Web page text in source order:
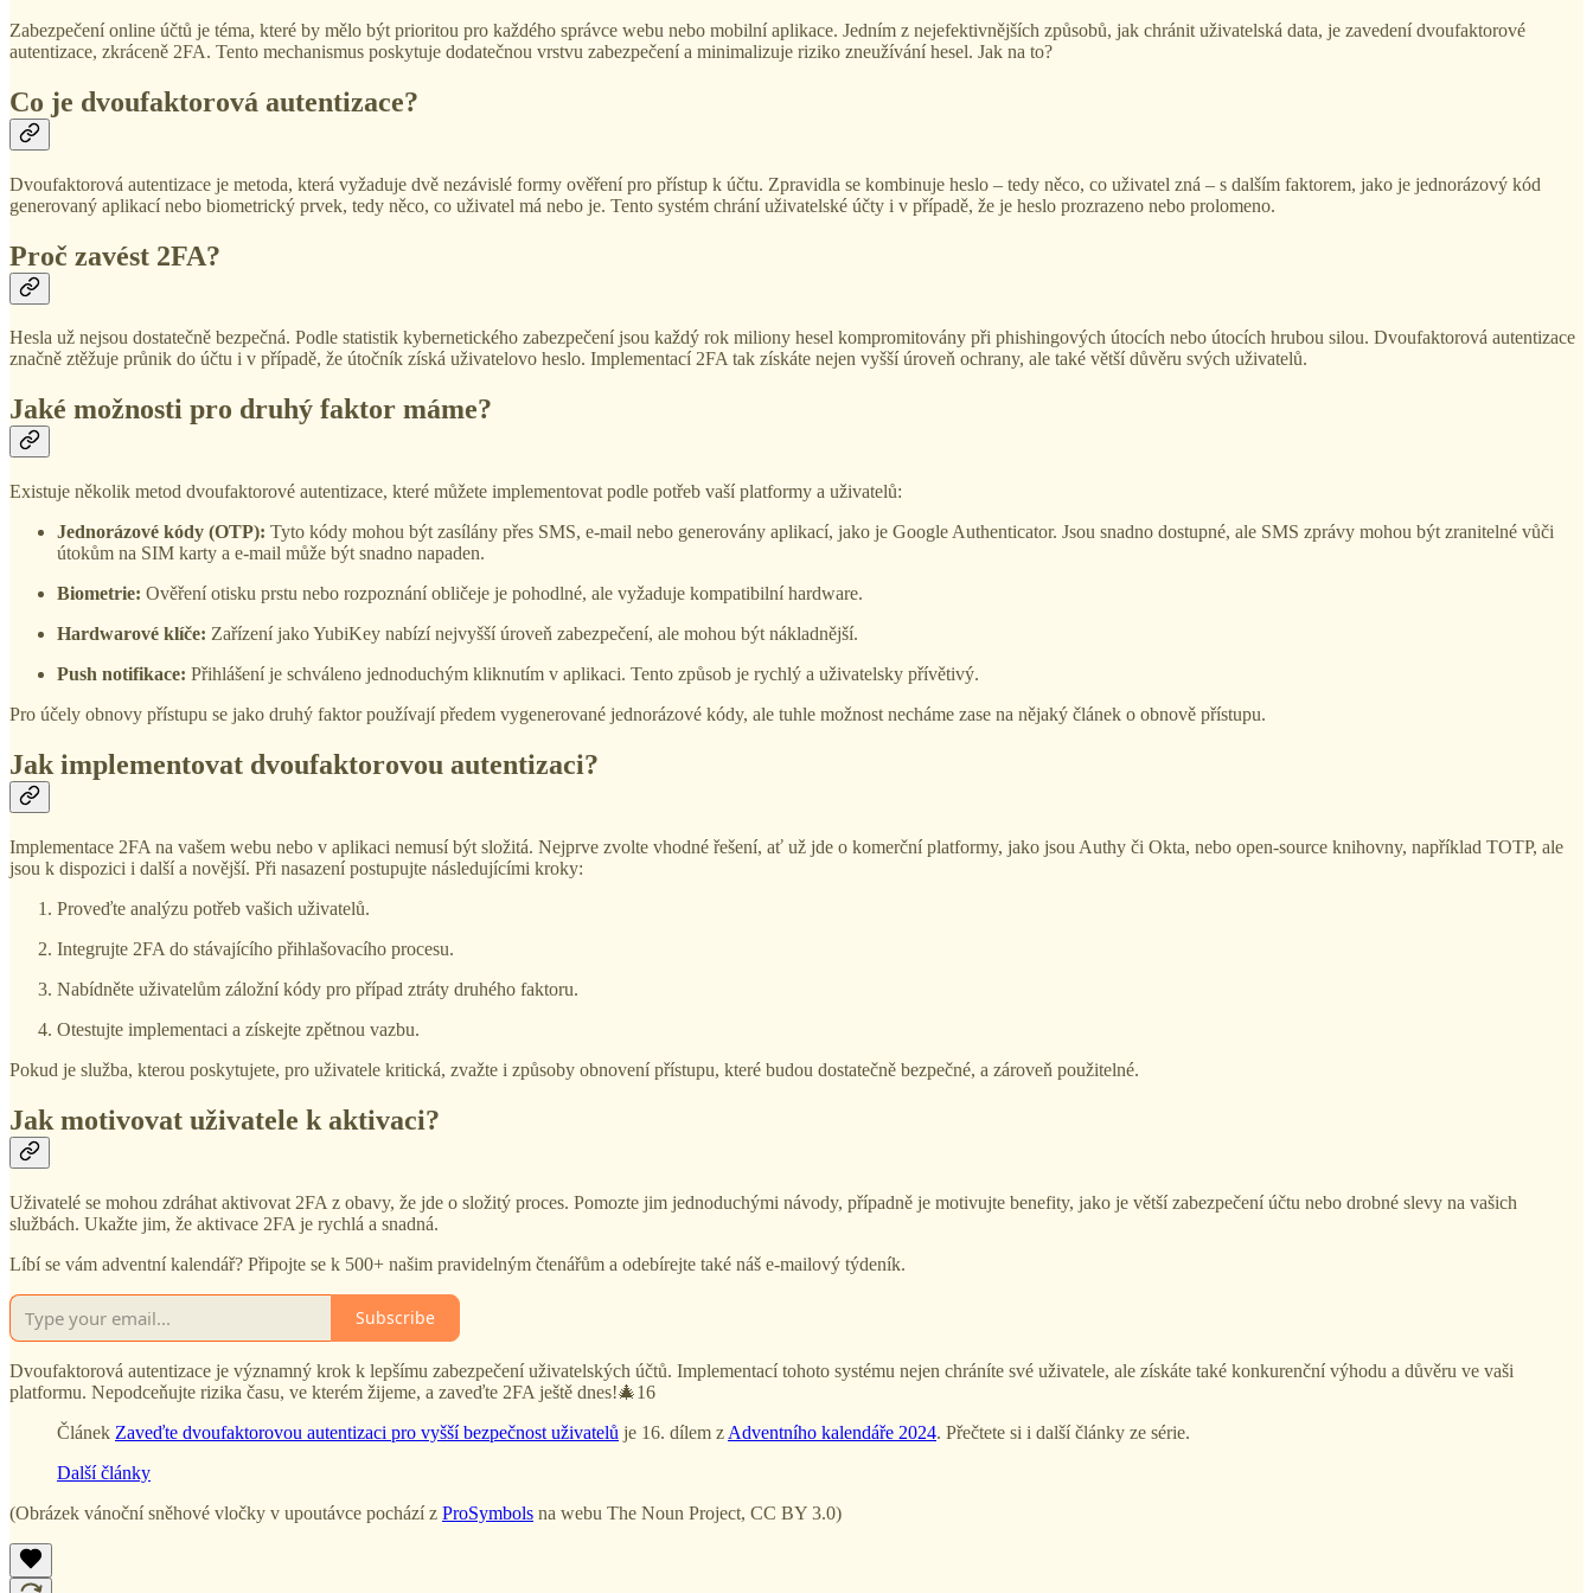
Zabezpečení online účtů je téma, které by mělo být prioritou pro každého správce webu nebo mobilní aplikace. Jedním z nejefektivnějších způsobů, jak chránit uživatelská data, je zavedení dvoufaktorové
autentizace, zkráceně 2FA. Tento mechanismus poskytuje dodatečnou vrstvu zabezpečení a minimalizuje riziko zneužívání hesel. Jak na to?
Co je dvoufaktorová autentizace?
Dvoufaktorová autentizace je metoda, která vyžaduje dvě nezávislé formy ověření pro přístup k účtu. Zpravidla se kombinuje heslo – tedy něco, co uživatel zná – s dalším faktorem, jako je jednorázový kód
generovaný aplikací nebo biometrický prvek, tedy něco, co uživatel má nebo je. Tento systém chrání uživatelské účty i v případě, že je heslo prozrazeno nebo prolomeno.
Proč zavést 2FA?
Hesla už nejsou dostatečně bezpečná. Podle statistik kybernetického zabezpečení jsou každý rok miliony hesel kompromitovány při phishingových útocích nebo útocích hrubou silou. Dvoufaktorová autentizace
značně ztěžuje průnik do účtu i v případě, že útočník získá uživatelovo heslo. Implementací 2FA tak získáte nejen vyšší úroveň ochrany, ale také větší důvěru svých uživatelů.
Jaké možnosti pro druhý faktor máme?
Existuje několik metod dvoufaktorové autentizace, které můžete implementovat podle potřeb vaší platformy a uživatelů:
Jednorázové kódy (OTP): Tyto kódy mohou být zasílány přes SMS, e-mail nebo generovány aplikací, jako je Google Authenticator. Jsou snadno dostupné, ale SMS zprávy mohou být zranitelné vůči
útokům na SIM karty a e-mail může být snadno napaden.
Biometrie: Ověření otisku prstu nebo rozpoznání obličeje je pohodlné, ale vyžaduje kompatibilní hardware.
Hardwarové klíče: Zařízení jako YubiKey nabízí nejvyšší úroveň zabezpečení, ale mohou být nákladnější.
Push notifikace: Přihlášení je schváleno jednoduchým kliknutím v aplikaci. Tento způsob je rychlý a uživatelsky přívětivý.
Pro účely obnovy přístupu se jako druhý faktor používají předem vygenerované jednorázové kódy, ale tuhle možnost necháme zase na nějaký článek o obnově přístupu.
Jak implementovat dvoufaktorovou autentizaci?
Implementace 2FA na vašem webu nebo v aplikaci nemusí být složitá. Nejprve zvolte vhodné řešení, ať už jde o komerční platformy, jako jsou Authy či Okta, nebo open-source knihovny, například TOTP, ale
jsou k dispozici i další a novější. Při nasazení postupujte následujícími kroky:
Proveďte analýzu potřeb vašich uživatelů.
Integrujte 2FA do stávajícího přihlašovacího procesu.
Nabídněte uživatelům záložní kódy pro případ ztráty druhého faktoru.
Otestujte implementaci a získejte zpětnou vazbu.
Pokud je služba, kterou poskytujete, pro uživatele kritická, zvažte i způsoby obnovení přístupu, které budou dostatečně bezpečné, a zároveň použitelné.
Jak motivovat uživatele k aktivaci?
Uživatelé se mohou zdráhat aktivovat 2FA z obavy, že jde o složitý proces. Pomozte jim jednoduchými návody, případně je motivujte benefity, jako je větší zabezpečení účtu nebo drobné slevy na vašich
službách. Ukažte jim, že aktivace 2FA je rychlá a snadná.
Líbí se vám adventní kalendář? Připojte se k 500+ našim pravidelným čtenářům a odebírejte také náš e-mailový týdeník.
Subscribe
Dvoufaktorová autentizace je významný krok k lepšímu zabezpečení uživatelských účtů. Implementací tohoto systému nejen chráníte své uživatele, ale získáte také konkurenční výhodu a důvěru ve vaši
platformu. Nepodceňujte rizika času, ve kterém žijeme, a zaveďte 2FA ještě dnes!🎄16
Článek Zaveďte dvoufaktorovou autentizaci pro vyšší bezpečnost uživatelů je 16. dílem z Adventního kalendáře 2024. Přečtete si i další články ze série.
Další články
(Obrázek vánoční sněhové vločky v upoutávce pochází z ProSymbols na webu The Noun Project, CC BY 3.0)